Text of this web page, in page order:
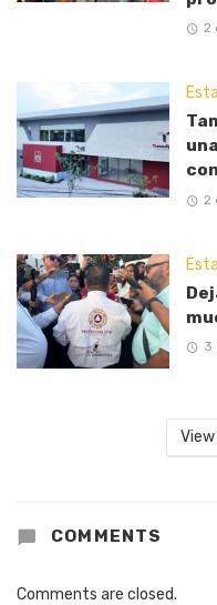
2
2
3
COMMENTS
Comments are closed.